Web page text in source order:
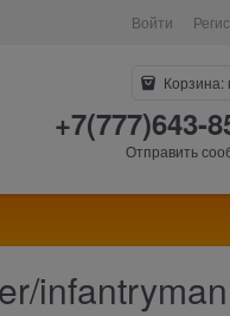
Войти
Корзина:
+7(777)643-
Отправить